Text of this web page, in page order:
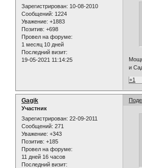
Зарегистрирован: 10-08-2010
Сообщений: 1224
Уважение: +1883
Позитив: +698
Провел на форуме:
1 месяц 10 дней
Последний визит:
19-05-2021 11:14:25
и
+1
Gagik
Участник
Зарегистрирован: 22-09-2011
Сообщений: 271
Уважение: +343
Позитив: +185
Провел на форуме:
11 дней 16 часов
Последний визит: